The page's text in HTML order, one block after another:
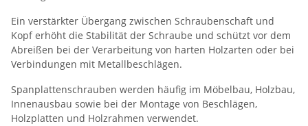
Ein verstärkter Übergang zwischen Schraubenschaft und
Kopf erhöht die Stabilität der Schraube und schützt vor dem
Abreißen bei der Verarbeitung von harten Holzarten oder bei
Verbindungen mit Metallbeschlägen.
Spanplattenschrauben werden häufig im Möbelbau, Holzbau,
Innenausbau sowie bei der Montage von Beschlägen,
Holzplatten und Holzrahmen verwendet.